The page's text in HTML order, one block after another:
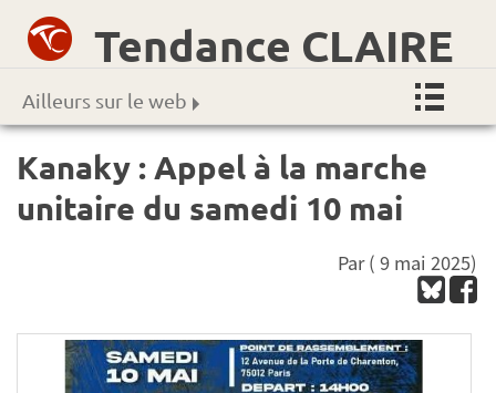
Tendance CLAIRE
Ailleurs sur le web
Kanaky : Appel à la marche
unitaire du samedi 10 mai
Par( 9 mai 2025)